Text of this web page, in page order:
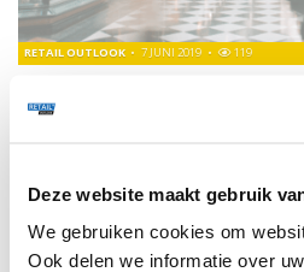
Deze website maakt gebruik
We gebruiken cookies om
Ook delen we informatie over
RETAIL OUTLOOK 7 JUNI 2019 119
Het systeem is ontwikkeld om